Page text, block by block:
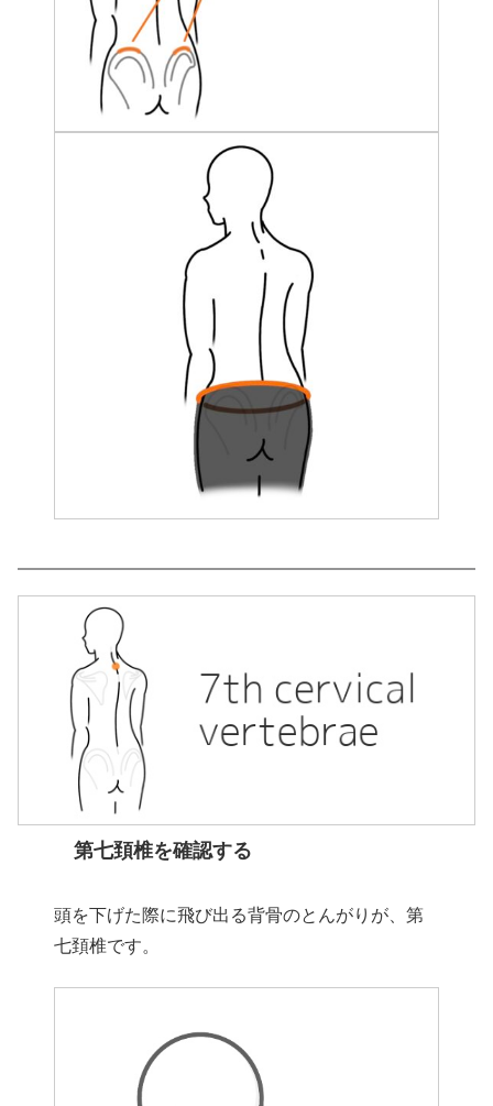
第七頚椎を確認する
頭を下げた際に飛び出る背骨のとんがりが、第
七頚椎です。